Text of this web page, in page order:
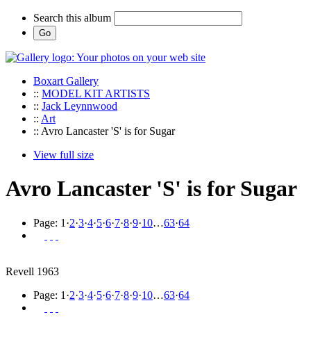
Search this album
Boxart Gallery
:: MODEL KIT ARTISTS
:: Jack Leynnwood
:: Art
:: Avro Lancaster 'S' is for Sugar
View full size
Avro Lancaster 'S' is for Sugar
Page: 1 ·2·3·4·5·6·7·8·9·10…63·64
Revell 1963
Page: 1 ·2·3·4·5·6·7·8·9·10…63·64